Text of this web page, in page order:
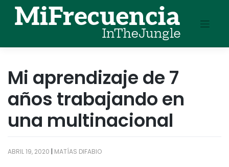
content
Mi aprendizaje de 7
años trabajando en
una multinacional
ABRIL 19, 2020 | MATÍAS DIFABIO